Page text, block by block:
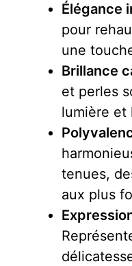
Élégance
pour
une
Brillance
et perles
lumière et
tenues,
aux plus